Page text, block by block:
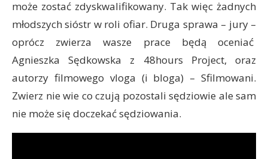
może zostać zdyskwalifikowany. Tak więc żadnych
młodszych sióstr w roli ofiar. Druga sprawa – jury –
oprócz zwierza wasze prace będą oceniać
Agnieszka Sędkowska z 48hours Project, oraz
autorzy filmowego vloga (i bloga) – Sfilmowani.
Zwierz nie wie co czują pozostali sędziowie ale sam
nie może się doczekać sędziowania.